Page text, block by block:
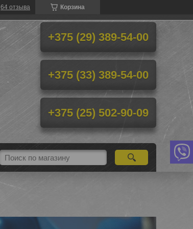
Корзина
64 отзыва
+375 (29) 389-54-00
+375 (33) 389-54-00
+375 (25) 502-90-09